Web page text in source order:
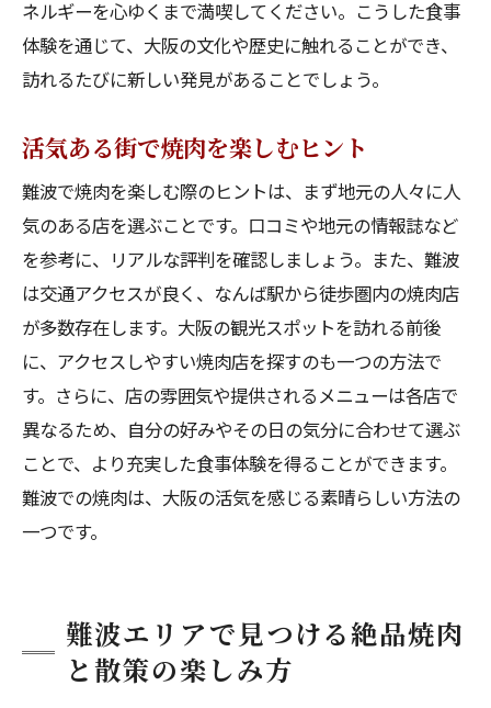
ネルギーを心ゆくまで満喫してください。こうした食事
体験を通じて、大阪の文化や歴史に触れることができ、
訪れるたびに新しい発見があることでしょう。
活気ある街で焼肉を楽しむヒント
難波で焼肉を楽しむ際のヒントは、まず地元の人々に人
気のある店を選ぶことです。口コミや地元の情報誌など
を参考に、リアルな評判を確認しましょう。また、難波
は交通アクセスが良く、なんば駅から徒歩圏内の焼肉店
が多数存在します。大阪の観光スポットを訪れる前後
に、アクセスしやすい焼肉店を探すのも一つの方法で
す。さらに、店の雰囲気や提供されるメニューは各店で
異なるため、自分の好みやその日の気分に合わせて選ぶ
ことで、より充実した食事体験を得ることができます。
難波での焼肉は、大阪の活気を感じる素晴らしい方法の
一つです。
難波エリアで見つける絶品焼肉
と散策の楽しみ方